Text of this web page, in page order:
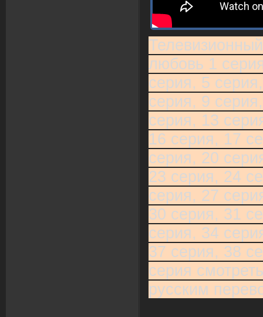
любовь 1
серия, 5
серия, 9
серия, 13
16 серия, 17
серия, 20
23 серия, 24
серия, 27
30 серия, 31
серия, 34
37 серия, 38
серия
русским